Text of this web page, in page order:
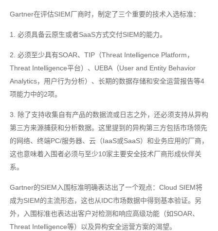
Gartner在评估SIEM厂商时，制定了三个重要的技术入选标准：
1. 必须具备云原生或者SaaS方式交付SIEM的能力。
2. 必须至少具有SOAR、TIP（Threat Intelligence Platform，
Threat Intelligence平台）、UEBA（User and Entity Behavior
Analytics，用户行为分析）、长期的数据存储和安全运营报告等4
项能力中的2项。
3. 除了支持收集自有产品的数据流或日志之外，还必须支持从异构
第三方来源捕获和分析数据。这里提到的异构第三方包括市场领先
的网络、终端PC/服务器、云（IaaS或SaaS）和业务应用的厂商，
这也意味着入围者必须与至少10家主要安全技术厂商形成伙伴关
系。
Gartner的SIEM入围标准明确表达出了一个观点：Cloud SIEM将
成为SIEM的主流形态，这也从IDC市场数据中得到基本验证。另
外，入围标准也表达出客户对检测和响应高级功能（如SOAR、
Threat Intelligence等）以及异构安全运营方案的渴望。